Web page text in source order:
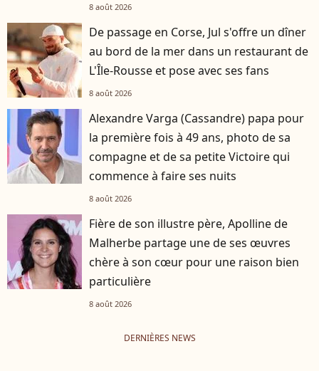
8 août 2026
De passage en Corse, Jul s'offre un dîner
au bord de la mer dans un restaurant de
L'Île-Rousse et pose avec ses fans
8 août 2026
Alexandre Varga (Cassandre) papa pour
la première fois à 49 ans, photo de sa
compagne et de sa petite Victoire qui
commence à faire ses nuits
8 août 2026
Fière de son illustre père, Apolline de
Malherbe partage une de ses œuvres
chère à son cœur pour une raison bien
particulière
8 août 2026
DERNIÈRES NEWS